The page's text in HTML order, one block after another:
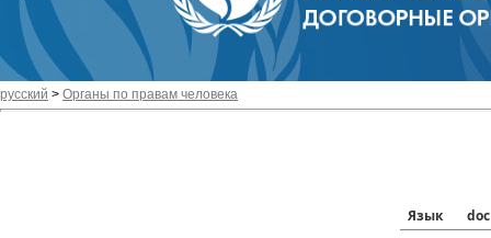
русский > Органы по правам человека
Язык
doc